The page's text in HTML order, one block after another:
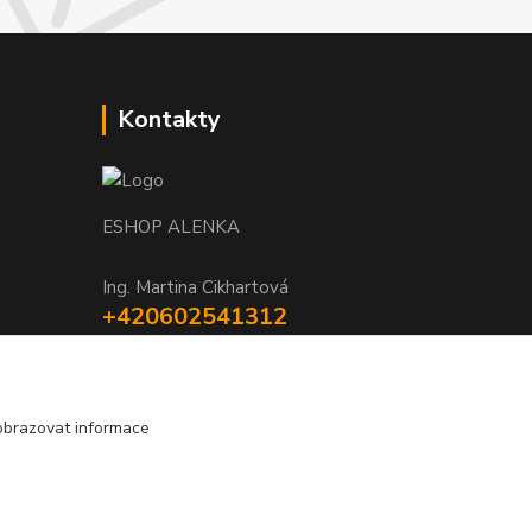
Kontakty
ESHOP ALENKA
Ing. Martina Cikhartová
+420602541312
informace